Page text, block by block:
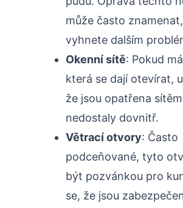
může⁣ často
vyhnete ​dalším
Okenní sítě: Pokud
⁤která⁢ se dají otevírat,
že jsou opatřena
nedostaly dovnitř.
Větrací ‍otvory: Často
podceňované, tyto
být ‌pozvánkou pro
se, že jsou